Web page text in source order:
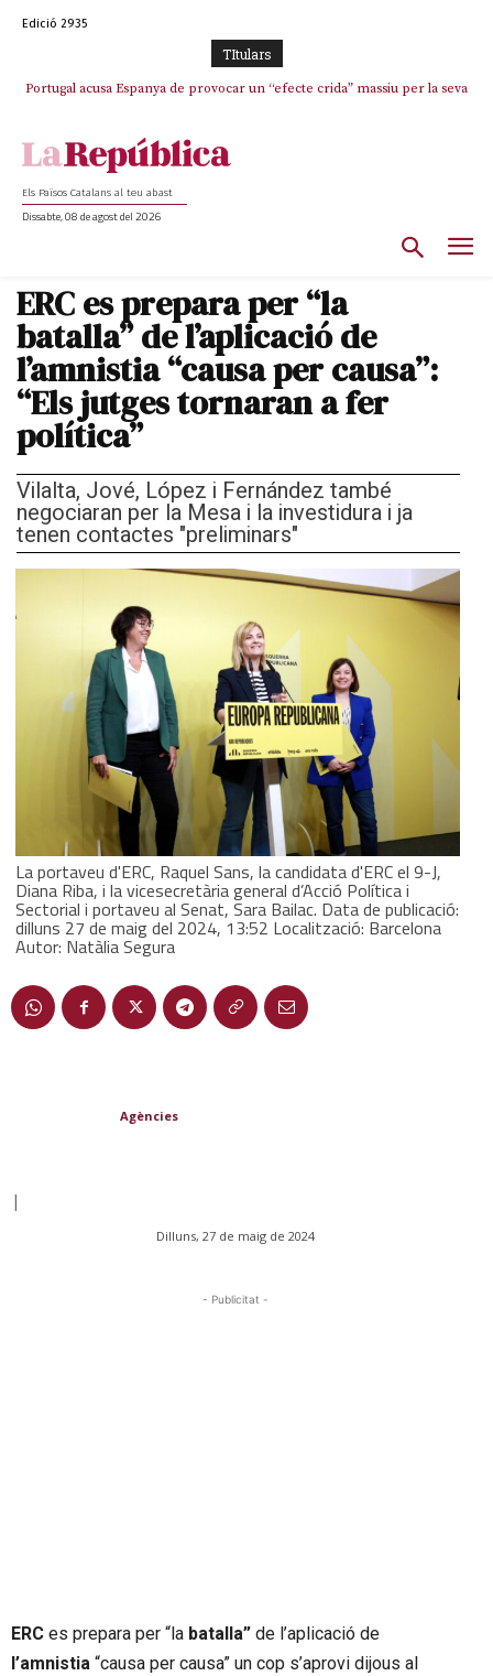
Edició 2935
TItulars
Portugal acusa Espanya de provocar un “efecte crida” massiu per la seva
El col·lapse de l’operació de Marc Puigtió a Girona: desbandada de
Els Països Catalans al teu abast
Dissabte, 08 de agost del 2026
ERC es prepara per “la
batalla” de l’aplicació de
l’amnistia “causa per causa”:
“Els jutges tornaran a fer
política”
Vilalta, Jové, López i Fernández també
negociaran per la Mesa i la investidura i ja
tenen contactes "preliminars"
La portaveu d'ERC, Raquel Sans, la candidata d'ERC el 9-J,
Diana Riba, i la vicesecretària general d’Acció Política i
Sectorial i portaveu al Senat, Sara Bailac. Data de publicació:
dilluns 27 de maig del 2024, 13:52 Localització: Barcelona
Autor: Natàlia Segura
Agències
|
Dilluns, 27 de maig de 2024
- Publicitat -
ERC es prepara per “la batalla” de l’aplicació de
l’amnistia “causa per causa” un cop s’aprovi dijous al